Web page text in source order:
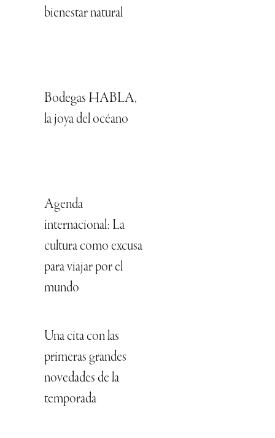
bienestar natural
Bodegas HABLA,
la joya del océano
Agenda
internacional: La
cultura como excusa
para viajar por el
mundo
Una cita con las
primeras grandes
novedades de la
temporada